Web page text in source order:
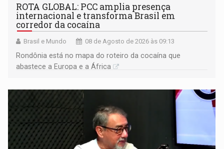
ROTA GLOBAL: PCC amplia presença
internacional e transforma Brasil em
corredor da cocaína
Brasil e Mundo 08 de Agosto de 2026 às 09:13
Rondônia está no mapa do roteiro da cocaína que
abastece a Europa e a África